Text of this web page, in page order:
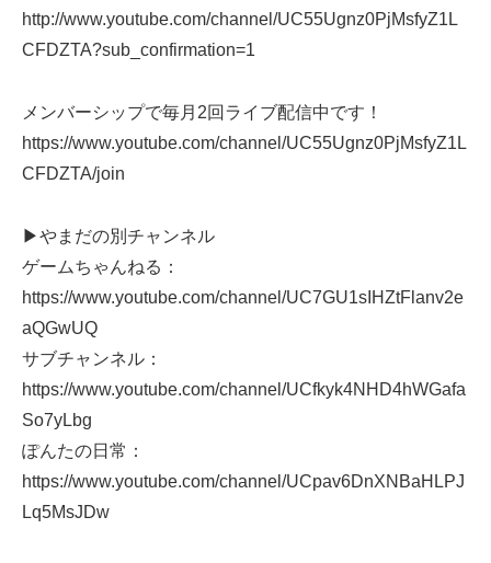
http://www.youtube.com/channel/UC55Ugnz0PjMsfyZ1L
CFDZTA?sub_confirmation=1
メンバーシップで毎月2回ライブ配信中です！
https://www.youtube.com/channel/UC55Ugnz0PjMsfyZ1L
CFDZTA/join
▶やまだの別チャンネル
ゲームちゃんねる：
https://www.youtube.com/channel/UC7GU1sIHZtFlanv2e
aQGwUQ
サブチャンネル：
https://www.youtube.com/channel/UCfkyk4NHD4hWGafa
So7yLbg
ぽんたの日常：
https://www.youtube.com/channel/UCpav6DnXNBaHLPJ
Lq5MsJDw